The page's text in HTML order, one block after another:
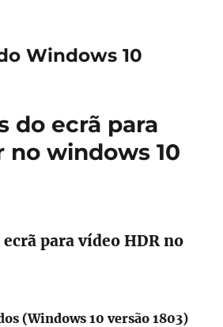
Windows 10
do ecrã para
no windows 10
para vídeo HDR no
(Windows 10 versão 1803)